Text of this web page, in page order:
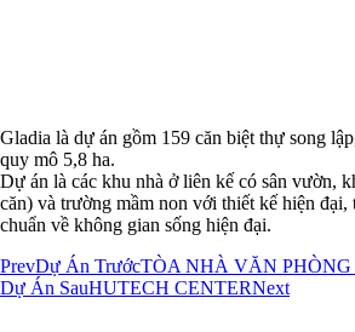
Gladia là dự án gồm 159 căn biệt thự song
quy mô 5,8 ha.
Dự án là các khu nhà ở liên kế có sân vườn,
căn) và trường mầm non với thiết kế hiện đại,
chuẩn về không gian sống hiện đại.
PrevDự Án TrướcTÒA NHÀ VĂN PHÒNG
Dự Án SauHUTECH CENTERNext